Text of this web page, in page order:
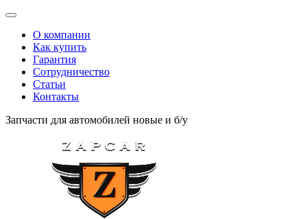
О компании
Как купить
Гарантия
Сотрудничество
Статьи
Контакты
Запчасти для автомобилей новые и б/у